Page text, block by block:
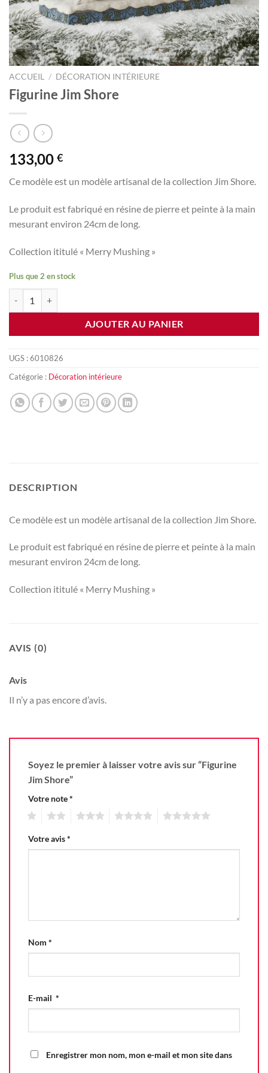
ACCUEIL / DÉCORATION INTÉRIEURE
Figurine Jim Shore
133,00 €
Ce modèle est un modèle artisanal de la collection Jim Shore.
Le produit est fabriqué en résine de pierre et peinte à la main
mesurant environ 24cm de long.
Collection ititulé « Merry Mushing »
Plus que 2 en stock
AJOUTER AU PANIER
UGS :6010826
Catégorie : Décoration intérieure
DESCRIPTION
Ce modèle est un modèle artisanal de la collection Jim Shore.
Le produit est fabriqué en résine de pierre et peinte à la main
mesurant environ 24cm de long.
Collection ititulé « Merry Mushing »
AVIS (0)
Avis
Il n’y a pas encore d’avis.
Soyez le premier à laisser votre avis sur “Figurine
Jim Shore”
Votre note*
Votre avis*
Nom *
E-mail *
Enregistrer mon nom, mon e-mail et mon site dans